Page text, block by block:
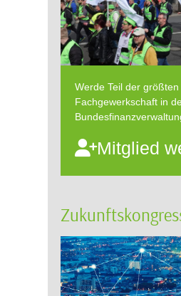
Werde Teil der
Fachgewerkschaft in
Mitglied